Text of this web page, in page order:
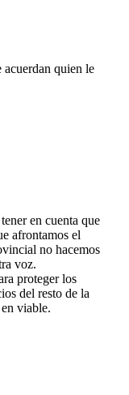
quien le
en cuenta que
afrontamos el
no hacemos
voz.
proteger los
del resto de la
viable.